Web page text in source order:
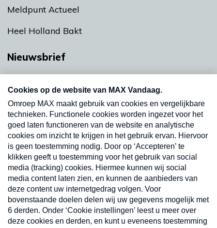
Meldpunt Actueel
Heel Holland Bakt
Nieuwsbrief
nieuwsbrief. Elke vrijdag- en dinsdagochtend in
uw mailbox.
Verzend
Nieuwsbrief